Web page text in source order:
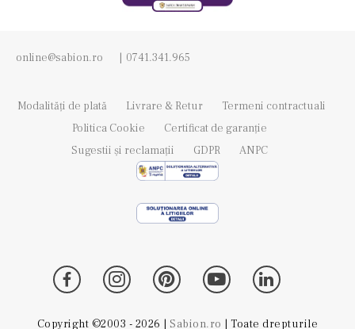
online@sabion.ro | 0741.341.965
Modalități de plată Livrare & Retur
Termeni contractuali
Politica Cookie
Certificat de garanție
Sugestii și reclamații
GDPR ANPC
Copyright ©2003 - 2026 | Sabion.ro | Toate drepturile